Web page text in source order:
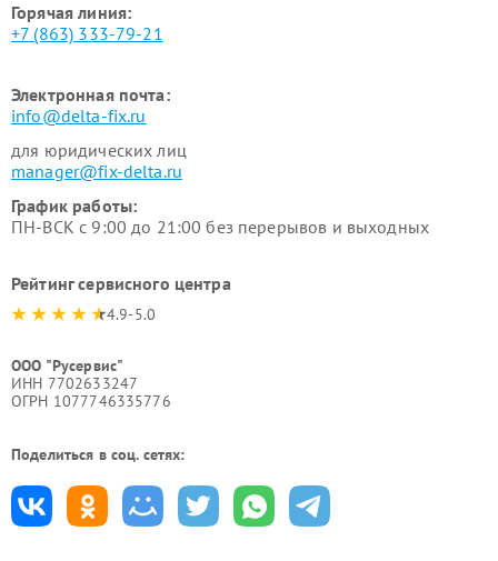
Горячая линия:
+7 (863) 333-79-21
Электронная почта:
info@delta-fix.ru
для юридических лиц
manager@fix-delta.ru
График работы:
ПН-ВСК с 9:00 до 21:00 без перерывов и выходных
Рейтинг сервисного центра
4.9-5.0
ООО "Русервис"
ИНН 7702633247
ОГРН 1077746335776
Поделиться в соц. сетях: